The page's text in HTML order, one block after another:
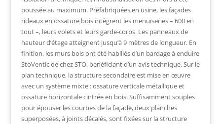
poussée au maximum. Préfabriquées en usine, les façades
rideaux en ossature bois intègrent les menuiseries – 600 en
tout –, leurs volets et leurs garde-corps. Les panneaux de
hauteur d’étage atteignent jusqu’à 9 mètres de longueur. En
finition, les murs bois ont été habillés d’un bardage à enduire
StoVentic de chez STO, bénéficiant d’un avis technique. Sur le
plan technique, la structure secondaire est mise en œuvre
avec un système mixte : ossature verticale métallique et
ossature horizontale cintrée en bois. Suffisamment souples
pour épouser les courbes de la façade, deux planches
superposées, à joints décalés, sont fixées sur la structure